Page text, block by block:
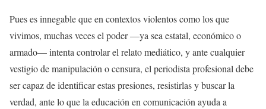
Pues es innegable que en contextos violentos como los que
vivimos, muchas veces el poder —ya sea estatal, económico o
armado— intenta controlar el relato mediático, y ante cualquier
vestigio de manipulación o censura, el periodista profesional debe
ser capaz de identificar estas presiones, resistirlas y buscar la
verdad, ante lo que la educación en comunicación ayuda a